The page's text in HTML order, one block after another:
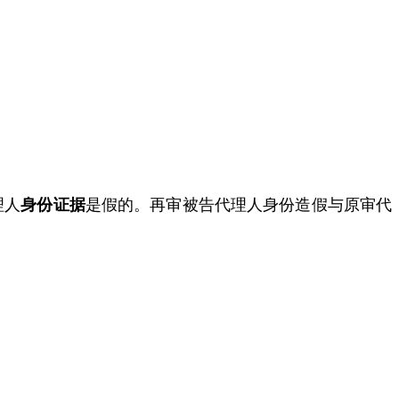
人身份证据是假的。再审被告代理人身份造假与原审代